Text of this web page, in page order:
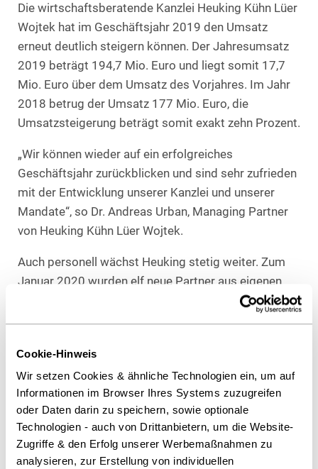
Cookie-Hinweis
Wir setzen Cookies & ähnliche Technologien ein, um auf
Informationen im Browser Ihres Systems zuzugreifen
oder Daten darin zu speichern, sowie optionale
Technologien - auch von Drittanbietern, um die Website-
Zugriffe & den Erfolg unserer Werbemaßnahmen zu
analysieren, zur Erstellung von individuellen
Die wirtschaftsberatende Kanzlei Heuking Kühn Lüer
Wojtek hat im Geschäftsjahr 2019 den Umsatz
erneut deutlich steigern können. Der Jahresumsatz
2019 beträgt 194,7 Mio. Euro und liegt somit 17,7
Mio. Euro über dem Umsatz des Vorjahres. Im Jahr
2018 betrug der Umsatz 177 Mio. Euro, die
Umsatzsteigerung beträgt somit exakt zehn Prozent.
„Wir können wieder auf ein erfolgreiches
Geschäftsjahr zurückblicken und sind sehr zufrieden
mit der Entwicklung unserer Kanzlei und unserer
Mandate“, so Dr. Andreas Urban, Managing Partner
von Heuking Kühn Lüer Wojtek.
Auch personell wächst Heuking stetig weiter. Zum
Januar 2020 wurden elf neue Partner aus eigenen
Reihen aufgenommen, zudem ergänzen die Partner
Sandra Pfister als Partnerin am Hamburger Standort
hinzugekommen.
Als PDF herunterladen